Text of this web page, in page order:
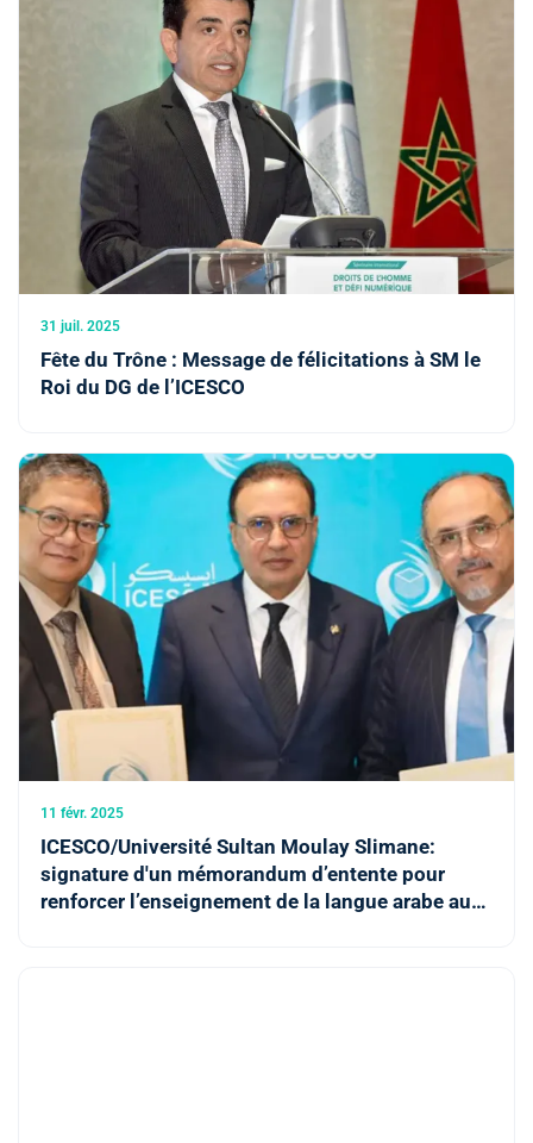
31 juil. 2025
Fête du Trône : Message de félicitations à SM le
Roi du DG de l’ICESCO
11 févr. 2025
ICESCO/Université Sultan Moulay Slimane:
signature d'un mémorandum d’entente pour
renforcer l’enseignement de la langue arabe aux